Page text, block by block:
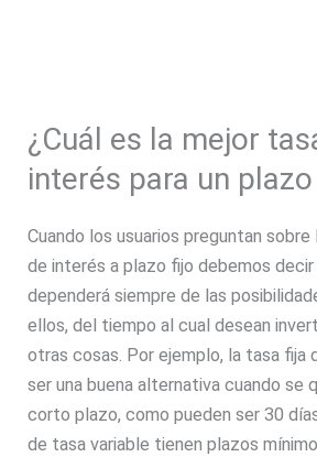
¿Cuál es la mejor
interés para un
Cuando los usuarios preguntan
de interés a plazo fijo debemos
dependerá siempre de las
ellos, del tiempo al cual desean
otras cosas. Por ejemplo, la tasa fija
ser una buena alternativa cuando se
corto plazo, como pueden ser 30
de tasa variable tienen plazos